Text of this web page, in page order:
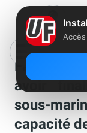
avoir
sous-
capacité